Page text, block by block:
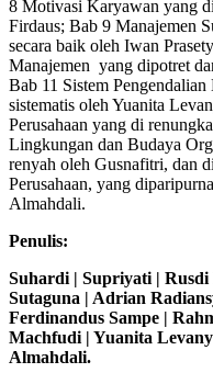
8 Motivasi Karyawan yang
Firdaus; Bab 9 Manajemen
secara baik oleh Iwan
Manajemen yang dipotret
Bab 11 Sistem
sistematis oleh Yuanita
Perusahaan yang di
Lingkungan dan Budaya
renyah oleh Gusnafitri, dan
Perusahaan, yang
Almahdali.
Penulis:
Suhardi | Supriyati | Rusdi
Sutaguna | Adrian
Ferdinandus Sampe |
Machfudi | Yuanita
Almahdali.